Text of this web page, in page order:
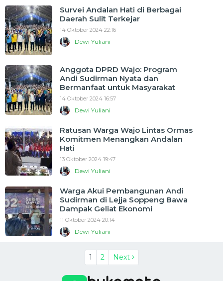
Survei Andalan Hati di Berbagai
Daerah Sulit Terkejar
14 Oktober 2024 22:16
Dewi Yuliani
Anggota DPRD Wajo: Program
Andi Sudirman Nyata dan
Bermanfaat untuk Masyarakat
14 Oktober 2024 16:57
Dewi Yuliani
Ratusan Warga Wajo Lintas Ormas
Komitmen Menangkan Andalan
Hati
13 Oktober 2024 19:47
Dewi Yuliani
Warga Akui Pembangunan Andi
Sudirman di Lejja Soppeng Bawa
Dampak Geliat Ekonomi
11 Oktober 2024 20:14
Dewi Yuliani
1 2 Next